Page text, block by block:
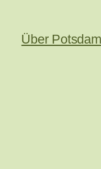
Über